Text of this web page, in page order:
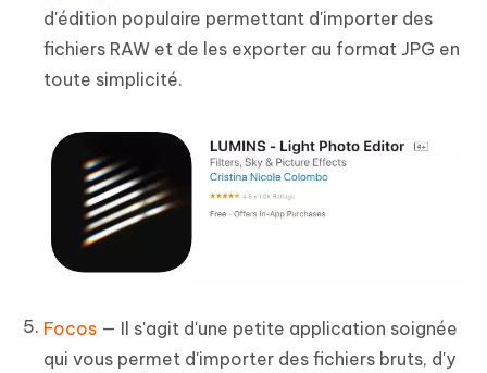
d'édition populaire permettant d'importer des
fichiers RAW et de les exporter au format JPG en
toute simplicité.
Focos — Il s'agit d'une petite application soignée
qui vous permet d'importer des fichiers bruts, d'y